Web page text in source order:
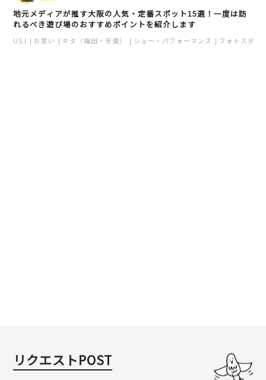
地元メディアが推す大阪の人気・定番スポット15選！一度は訪
れるべき遊び場のおすすめポイントを紹介します
USJ お笑い キタ（梅田・天満） ショー・パフォーマンス フォトスポッ
リクエストPOST